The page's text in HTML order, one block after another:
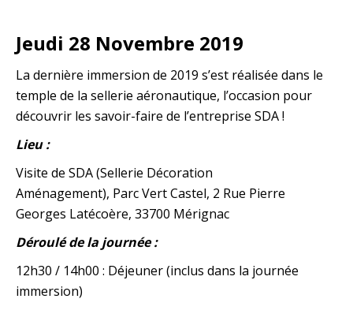
Jeudi 28 Novembre 2019
La dernière immersion de 2019 s’est réalisée dans le
temple de la sellerie aéronautique, l’occasion pour
découvrir les savoir-faire de l’entreprise SDA !
Lieu :
Visite de SDA(Sellerie Décoration
Aménagement), Parc Vert Castel, 2 Rue Pierre
Georges Latécoère, 33700 Mérignac
Déroulé de la journée :
12h30 / 14h00 : Déjeuner (inclus dans la journée
immersion)